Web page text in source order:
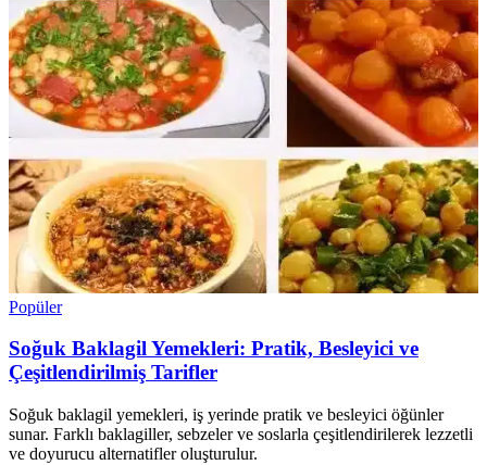
Popüler
Soğuk Baklagil Yemekleri: Pratik, Besleyici ve
Çeşitlendirilmiş Tarifler
Soğuk baklagil yemekleri, iş yerinde pratik ve besleyici öğünler
sunar. Farklı baklagiller, sebzeler ve soslarla çeşitlendirilerek lezzetli
ve doyurucu alternatifler oluşturulur.